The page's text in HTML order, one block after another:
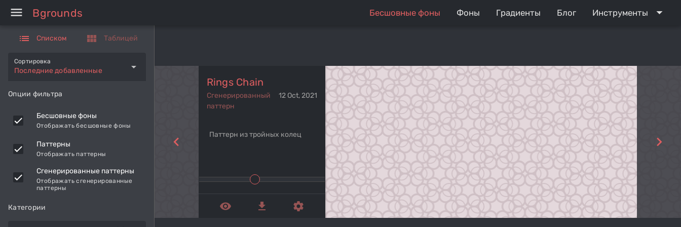
menu Bgrounds Бесшовные фоны Фоны Градиенты Блог Инструменты arrow_drop_down
list Списком view_module Таблицей
Последние добавленные
Сортировка arrow_drop_down
Опции фильтра
Бесшовные фоны
Отображать бесшовные фоны
Паттерны
Отображать паттерны
Сгенерированные паттерны
Отображать сгенерированные
паттерны
Категории
navigate_before
Rings Chain
12 Oct, 2021
Сгенерированный
паттерн
Паттерн из тройных колец
remove_red_eye get_app settings
navigate_next